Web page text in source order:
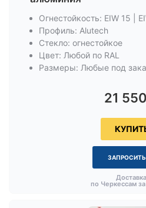
Огнестойкость: EIW 15 |
Профиль: Alutech
Стекло: огнестойкое
Цвет: Любой по RAL
Размеры: Любые под
21 550
по Черкессам